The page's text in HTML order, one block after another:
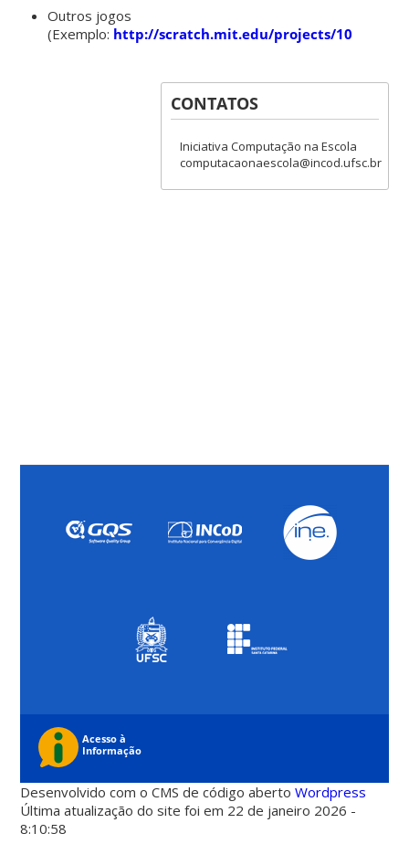
Outros jogos
(Exemplo: http://scratch.mit.edu/projects/10428846/
CONTATOS
Iniciativa Computação na Escola
computacaonaescola@incod.ufsc.br
Desenvolvido com o CMS de código abertoWordpress
Última atualização do site foi em 22 de janeiro 2026 -
8:10:58